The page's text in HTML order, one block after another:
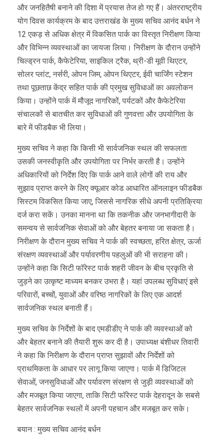
और जनहितैषी बनाने की दिशा में प्रयास तेज हो गए हैं। अंतरराष्ट्रीय
योग दिवस कार्यक्रम के बाद उत्तराखंड के मुख्य सचिव आनंद बर्धन ने
12 एकड़ से अधिक क्षेत्र में विकसित पार्क का विस्तृत निरीक्षण किया
और विभिन्न व्यवस्थाओं का जायजा लिया। निरीक्षण के दौरान उन्होंने
चिल्ड्रन पार्क, कैफेटेरिया, साइकिल ट्रैक, थ्री-डी मूवी थिएटर,
सोलर प्लांट, नर्सरी, ओपन जिम, ओपन थिएटर, ईवी चार्जिंग स्टेशन
तथा पूछताछ केंद्र सहित पार्क की प्रमुख सुविधाओं का अवलोकन
किया। उन्होंने पार्क में मौजूद नागरिकों, पर्यटकों और कैफेटेरिया
संचालकों से बातचीत कर सुविधाओं की गुणवत्ता और उपयोगिता के
बारे में फीडबैक भी लिया।
मुख्य सचिव ने कहा कि किसी भी सार्वजनिक स्थल की सफलता
उसकी जनस्वीकृति और उपयोगिता पर निर्भर करती है। उन्होंने
अधिकारियों को निर्देश दिए कि पार्क आने वाले लोगों की राय और
सुझाव प्राप्त करने के लिए क्यूआर कोड आधारित ऑनलाइन फीडबैक
सिस्टम विकसित किया जाए, जिससे नागरिक सीधे अपनी प्रतिक्रिया
दर्ज करा सकें। उनका मानना था कि तकनीक और जनभागीदारी के
समन्वय से सार्वजनिक सेवाओं को और बेहतर बनाया जा सकता है।
निरीक्षण के दौरान मुख्य सचिव ने पार्क की स्वच्छता, हरित क्षेत्र, ऊर्जा
संरक्षण व्यवस्थाओं और पर्यावरणीय पहलुओं की भी सराहना की।
उन्होंने कहा कि सिटी फॉरेस्ट पार्क शहरी जीवन के बीच प्रकृति से
जुड़ने का उत्कृष्ट माध्यम बनकर उभरा है। यहां उपलब्ध सुविधाएं इसे
परिवारों, बच्चों, युवाओं और वरिष्ठ नागरिकों के लिए एक आदर्श
सार्वजनिक स्थल बनाती हैं।
मुख्य सचिव के निर्देशों के बाद एमडीडीए ने पार्क की व्यवस्थाओं को
और बेहतर बनाने की तैयारी शुरू कर दी है। उपाध्यक्ष बंशीधर तिवारी
ने कहा कि निरीक्षण के दौरान प्राप्त सुझावों और निर्देशों को
प्राथमिकता के आधार पर लागू किया जाएगा। पार्क में डिजिटल
सेवाओं, जनसुविधाओं और पर्यावरण संरक्षण से जुड़ी व्यवस्थाओं को
और मजबूत किया जाएगा, ताकि सिटी फॉरेस्ट पार्क देहरादून के सबसे
बेहतर सार्वजनिक स्थलों में अपनी पहचान और मजबूत कर सके।
बयान : मुख्य सचिव आनंद बर्धन